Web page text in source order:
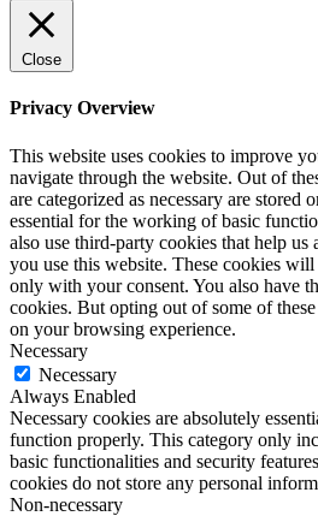
Close
Privacy Overview
This website uses cookies to improve
navigate through the website. Out of
are categorized as necessary are stored
essential for the working of basic
also use third-party cookies that help us
you use this website. These cookies
only with your consent. You also have
cookies. But opting out of some of
on your browsing experience.
Necessary
Necessary
Always Enabled
Necessary cookies are absolutely
function properly. This category only
basic functionalities and security
cookies do not store any personal
Non-necessary